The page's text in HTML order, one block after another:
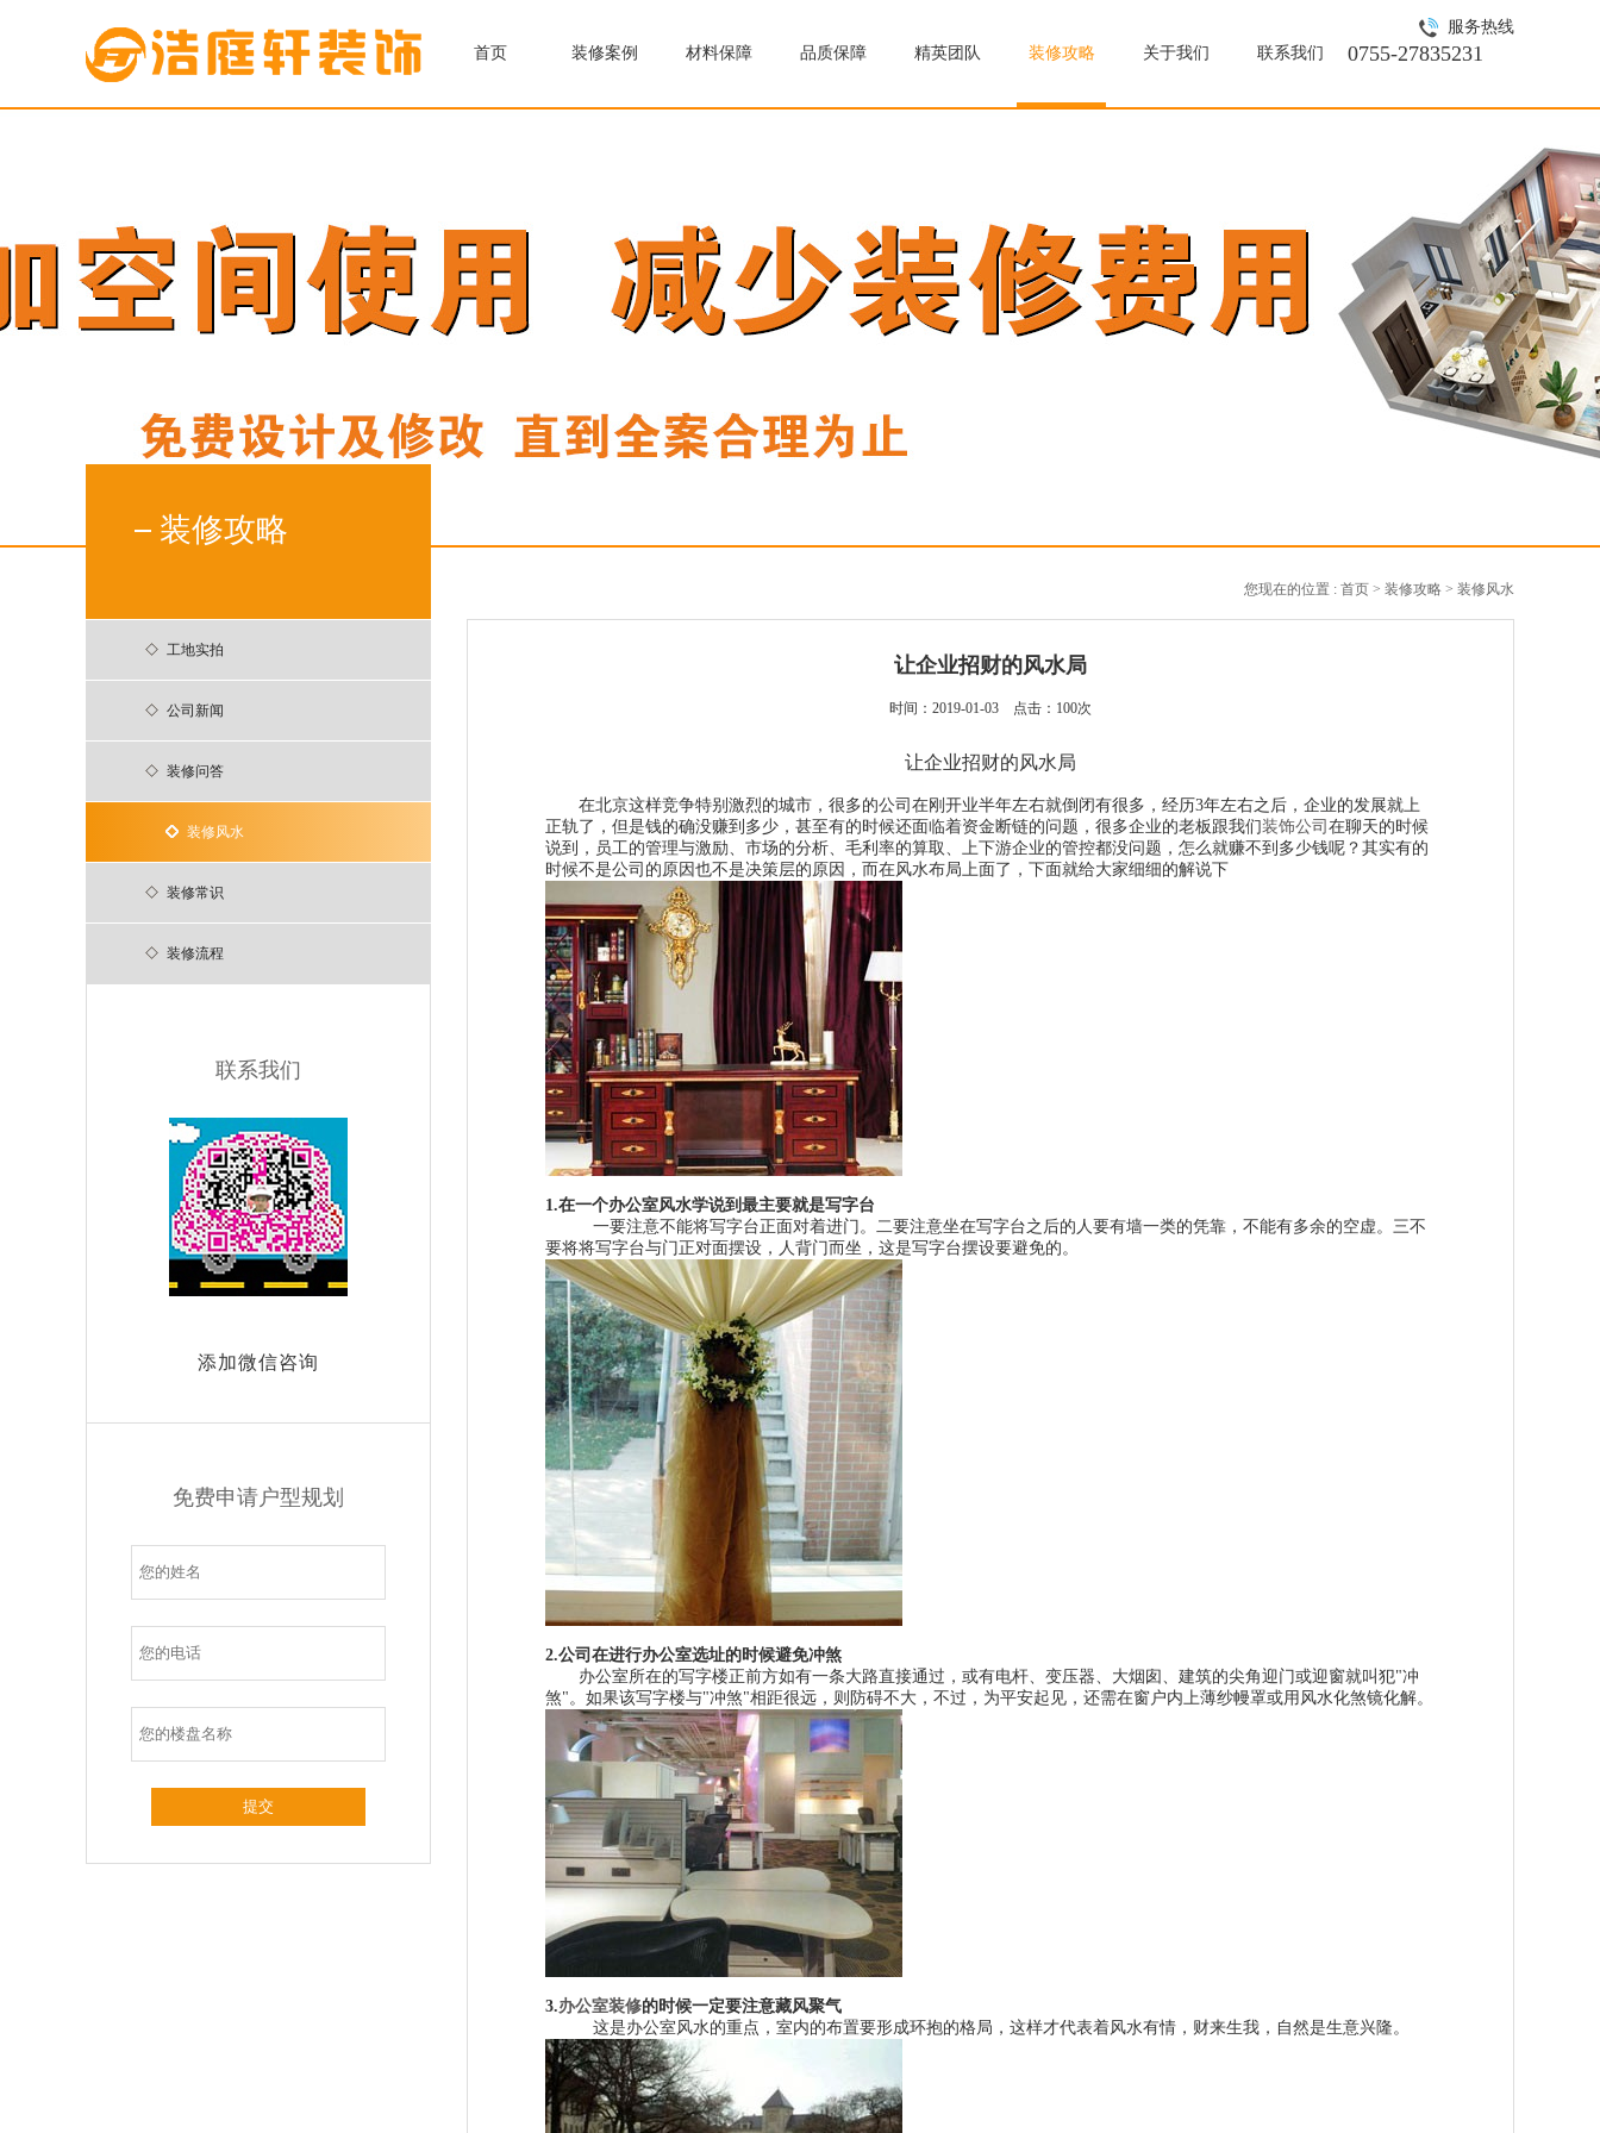
首页 装修案例 材料保障 品质保障 精英团队 装修攻略 关于我们 联系我们
服务热线
0755-27835231
装修攻略
工地实拍
公司新闻
装修问答
装修风水
装修常识
装修流程
联系我们
添加微信咨询
免费申请户型规划
您现在的位置 : 首页 > 装修攻略 > 装修风水
让企业招财的风水局
时间：2019-01-03 点击：100次
让企业招财的风水局
在北京这样竞争特别激烈的城市，很多的公司在刚开业半年左右就倒闭有很多，经历3年左右之后，企业的发展就上
正轨了，但是钱的确没赚到多少，甚至有的时候还面临着资金断链的问题，很多企业的老板跟我们装饰公司 在聊天的时候
说到，员工的管理与激励、市场的分析、毛利率的算取、上下游企业的管控都没问题，怎么就赚不到多少钱呢？其实有的
时候不是公司的原因也不是决策层的原因，而在风水布局上面了，下面就给大家细细的解说下
1.在一个办公室风水学说到最主要就是写字台
一要注意不能将写字台正面对着进门。二要注意坐在写字台之后的人要有墙一类的凭靠，不能有多余的空虚。三不
要将将写字台与门正对面摆设，人背门而坐，这是写字台摆设要避免的。
2.公司在进行办公室选址的时候避免冲煞
办公室所在的写字楼正前方如有一条大路直接通过，或有电杆、变压器、大烟囱、建筑的尖角迎门或迎窗就叫犯"冲
煞"。如果该写字楼与"冲煞"相距很远，则防碍不大，不过，为平安起见，还需在窗户内上薄纱幔罩或用风水化煞镜化解。
3.办公室装修的时候一定要注意藏风聚气
这是办公室风水的重点，室内的布置要形成环抱的格局，这样才代表着风水有情，财来生我，自然是生意兴隆。